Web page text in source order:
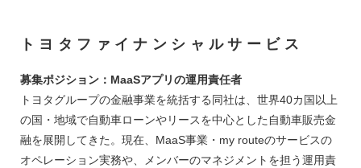
トヨタファイナンシャルサービス
募集ポジション：MaaSアプリの運用責任者
トヨタグループの金融事業を統括する同社は、世界40カ国以上
の国・地域で自動車ローンやリースを中心とした自動車販売金
融を展開してきた。現在、MaaS事業・my routeのサービスの
オペレーション実務や、メンバーのマネジメントを担う運用責